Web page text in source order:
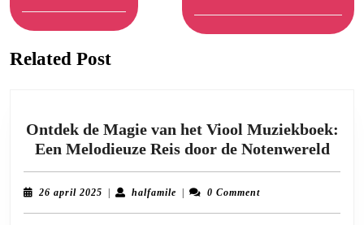
post:
post:
Related Post
Ontdek de Magie van het Viool Muziekboek:
Een Melodieuze Reis door de Notenwereld
de
26 april 2025 26| halfamilehalfamile
| 0 Comment